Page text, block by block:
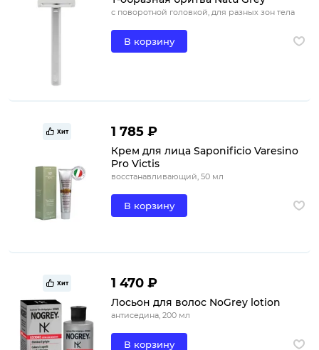
с поворотной головкой, для разных зон тела
В корзину
Хит 1 785 ₽
Крем для лица Saponificio Varesino
Pro Victis
восстанавливающий, 50 мл
В корзину
Хит 1 470 ₽
Лосьон для волос NoGrey lotion
антиседина, 200 мл
В корзину